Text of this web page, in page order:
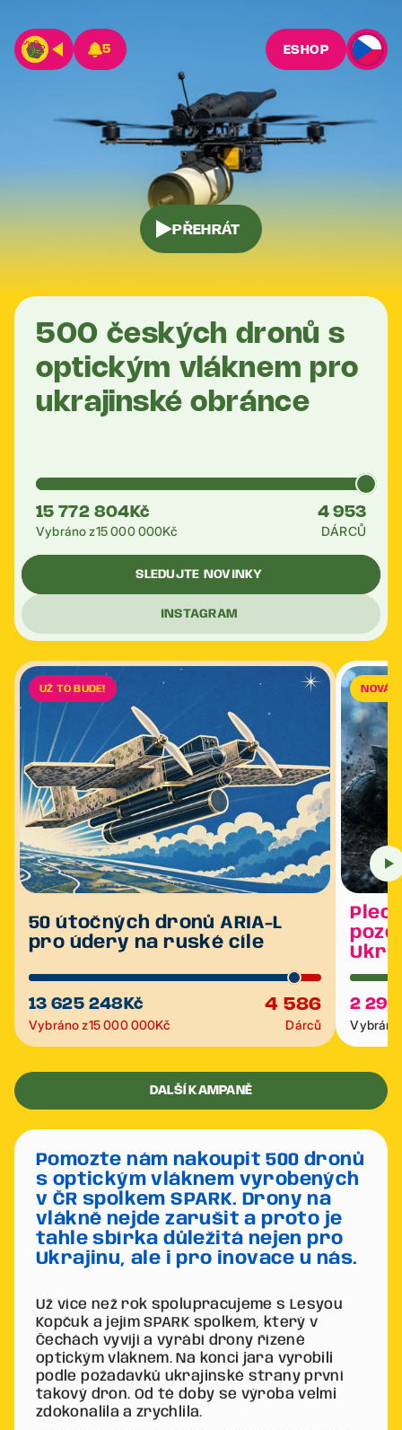
5 ESHOP
PŘEHRÁT
500 českých dronů s
optickým vláknem pro
ukrajinské obránce
15 772 804 Kč 4 953
Vybráno z15 000 000Kč DÁRCŮ
SLEDUJTE NOVINKY
INSTAGRAM
UŽ TO BUDE!
50 útočných dronů ARIA-L
pro údery na ruské cíle
13 625 248 Kč 4 586
Vybráno z15 000 000Kč Dárců
NOVÁ
2 292
DALŠÍ KAMPANĚ
Pomozte nám nakoupit 500 dronů
s optickým vláknem vyrobených
v ČR spolkem SPARK. Drony na
vlákně nejde zarušit a proto je
tahle sbírka důležitá nejen pro
Ukrajinu, ale i pro inovace u nás.
Už více než rok spolupracujeme s Lesyou
Kopčuk a jejím SPARK spolkem, který v
Čechách vyvíjí a vyrábí drony řízené
optickým vláknem. Na konci jara vyrobili
podle požadavků ukrajinské strany první
takový dron. Od té doby se výroba velmi
zdokonalila a zrychlila.